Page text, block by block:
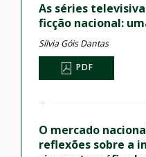
As séries
ficção nacional:
Sílvia Góis Dantas
PDF
O mercado
reflexões sobre a